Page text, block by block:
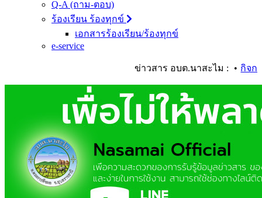
Q-A (ถาม-ตอบ)
ร้องเรียน ร้องทุกข์
เอกสารร้องเรียน/ร้องทุกข์
e-service
ข่าวสาร อบต.นาสะไม : • กิจกรรม